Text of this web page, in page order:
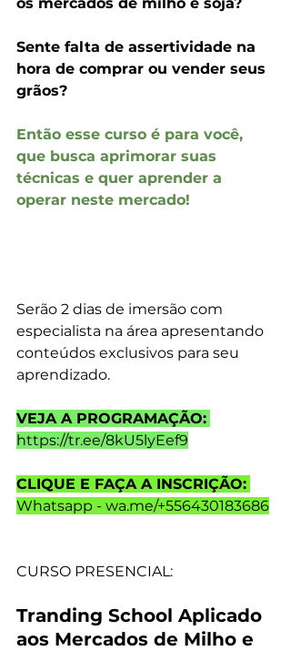
Sente falta de assertividade na
hora de comprar ou vender seus
grãos?
Então esse curso é para você,
que busca aprimorar suas
técnicas e quer aprender a
operar neste mercado!
Serão 2 dias de imersão com
especialista na área apresentando
conteúdos exclusivos para seu
aprendizado.
VEJA A PROGRAMAÇÃO:
https://tr.ee/8kU5lyEef9
CLIQUE E FAÇA A INSCRIÇÃO:
Whatsapp - wa.me/+556430183686
CURSO PRESENCIAL:
Tranding School Aplicado
aos Mercados de Milho e